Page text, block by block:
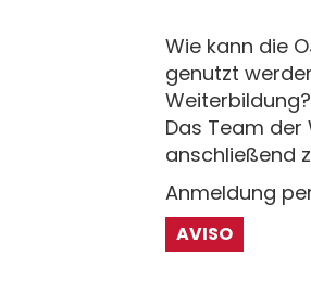
Wie kann die
genutzt
Weiterbildung?
Das Team
anschließend
Anmeldung
AVISO